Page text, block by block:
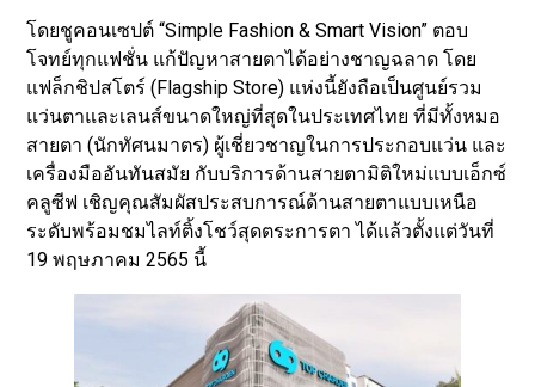
โดยชูคอนเซปต์ “Simple Fashion & Smart Vision” ตอบ
โจทย์ทุกแฟชั่น แก้ปัญหาสายตาได้อย่างชาญฉลาด โดย
แฟล็กชิปสโตร์ (Flagship Store) แห่งนี้ยังถือเป็นศูนย์รวม
แว่นตาและเลนส์ขนาดใหญ่ที่สุดในประเทศไทย ที่มีทั้งหมอ
สายตา (นักทัศนมาตร) ผู้เชี่ยวชาญในการประกอบแว่น และ
เครื่องมืออันทันสมัย กับบริการด้านสายตามิติใหม่แบบเอ็กซ์
คลูซีฟ เชิญคุณสัมผัสประสบการณ์ด้านสายตาแบบเหนือ
ระดับพร้อมชมไลท์ติ้งโชว์สุดตระการตา ได้แล้วตั้งแต่วันที่
19 พฤษภาคม 2565 นี้